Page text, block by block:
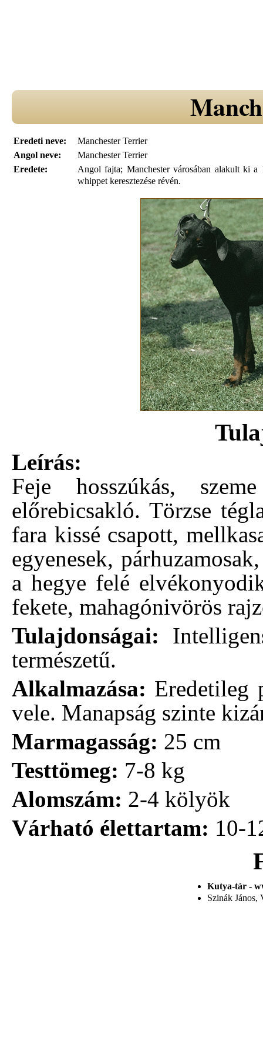
Eredeti neve:
Manchester Terrier
Angol neve:
Manchester Terrier
Eredete:
Angol fajta; Manchester városában alakult ki
whippet keresztezése révén.
Leírás:
Feje hosszúkás,
előrebicsakló. Törzse
fara kissé csapott,
egyenesek,
a hegye felé
fekete, mahagónivörös
Tulajdonságai:
természetű.
Alkalmazása: Eredetileg
vele. Manapság szinte
Marmagasság: 25 cm
Testtömeg: 7-8 kg
Alomszám: 2-4 kölyök
Várható élettartam: 10-
Kutya-tár -
Szinák János,